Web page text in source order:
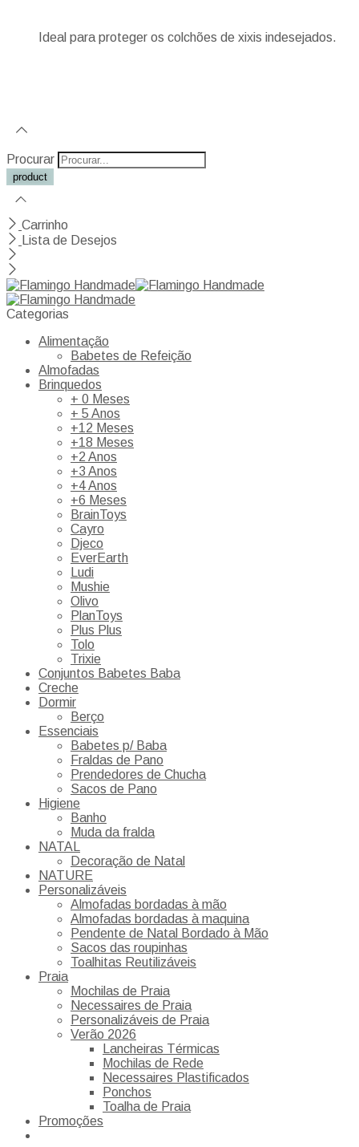
Ideal para proteger os colchões de xixis indesejados.
Procurar
Carrinho
Lista de Desejos
Categorias
Alimentação
Babetes de Refeição
Almofadas
Brinquedos
+ 0 Meses
+ 5 Anos
+12 Meses
+18 Meses
+2 Anos
+3 Anos
+4 Anos
+6 Meses
BrainToys
Cayro
Djeco
EverEarth
Ludi
Mushie
Olivo
PlanToys
Plus Plus
Tolo
Trixie
Conjuntos Babetes Baba
Creche
Dormir
Berço
Essenciais
Babetes p/ Baba
Fraldas de Pano
Prendedores de Chucha
Sacos de Pano
Higiene
Banho
Muda da fralda
NATAL
Decoração de Natal
NATURE
Personalizáveis
Almofadas bordadas à mão
Almofadas bordadas à maquina
Pendente de Natal Bordado à Mão
Sacos das roupinhas
Toalhitas Reutilizáveis
Praia
Mochilas de Praia
Necessaires de Praia
Personalizáveis de Praia
Verão 2026
Lancheiras Térmicas
Mochilas de Rede
Necessaires Plastificados
Ponchos
Toalha de Praia
Promoções